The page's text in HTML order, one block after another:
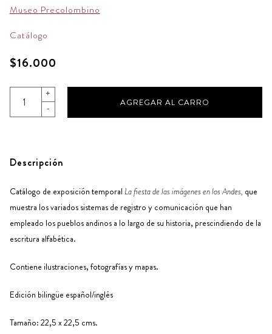
Museo Precolombino
Catálogo
$16.000
+
-
AGREGAR AL CARRO
Descripción
Catálogo de exposición temporal La fiesta de las imágenes en los Andes, que
muestra los variados sistemas de registro y comunicación que han
empleado los pueblos andinos a lo largo de su historia, prescindiendo de la
escritura alfabética.
Contiene ilustraciones, fotografías y mapas.
Edición bilingüe español/inglés
Tamaño: 22,5 x 22,5 cms.